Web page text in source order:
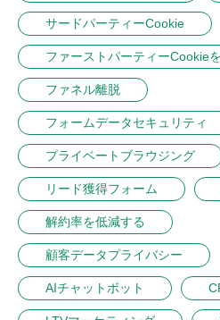
サードパーティーCookie
ファーストパーティーCookie
ファネル離脱
フォームデータセキュリティ
プライベートブラウジング
リード獲得フォーム
解約率を低減する
顧客データプライバシー
AIチャットボット